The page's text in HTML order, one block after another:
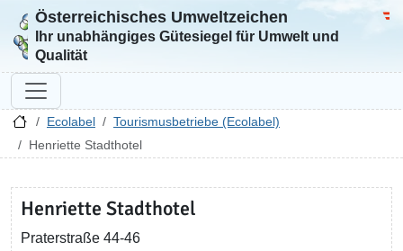
Zur Startseite
Österreichisches Umweltzeichen
Ihr unabhängiges Gütesiegel für Umwelt und
Qualität
Ecolabel
Tourismusbetriebe (Ecolabel)
Henriette Stadthotel
Henriette Stadthotel
Praterstraße 44-46